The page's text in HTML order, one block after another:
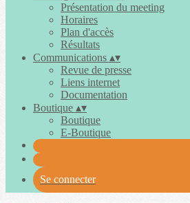
Présentation du meeting
Horaires
Plan d'accès
Résultats
Communications ▴▾
Revue de presse
Liens internet
Documentation
Boutique ▴▾
Boutique
E-Boutique
Se connecter